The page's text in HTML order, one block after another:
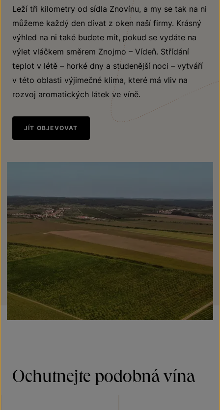
Leží tři kilometry od sídla Znovínu, a my se tak na ni
můžeme každý den dívat z oken naší firmy. Krásný
výhled na ni také budete mít, pokud se vydáte na
výlet vláčkem směrem Znojmo – Vídeň. Střídání
teplot v létě – horké dny a studenější noci – vytváří
v této oblasti výjimečné klima, které má vliv na
rozvoj aromatických látek ve víně.
JÍT OBJEVOVAT
Ochutnejte podobná vína